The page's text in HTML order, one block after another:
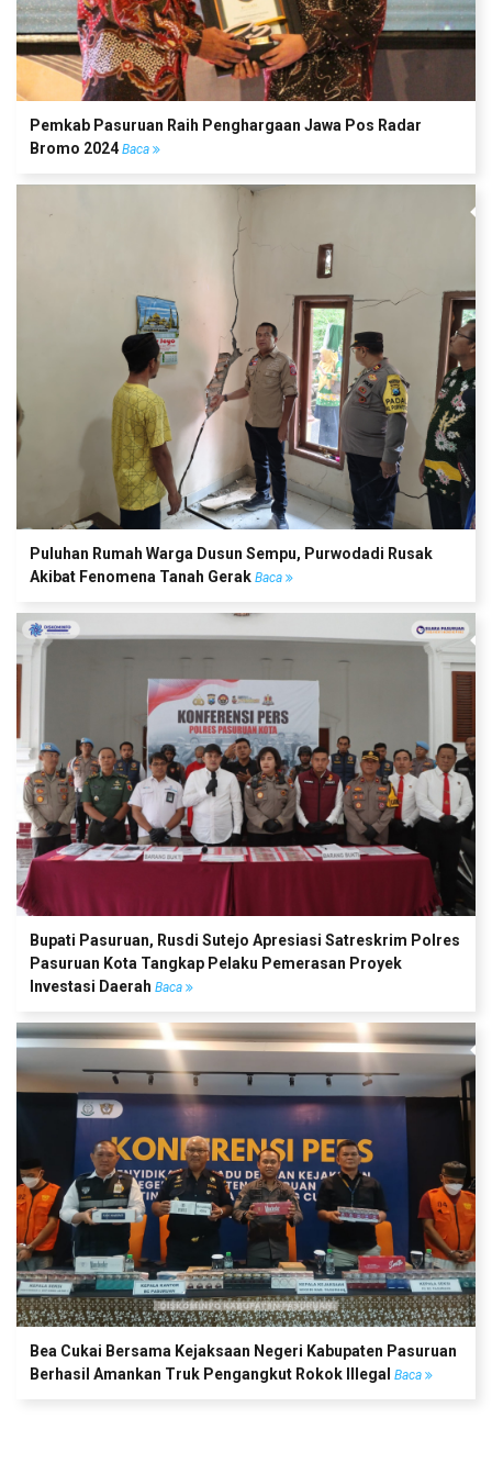
Pemkab Pasuruan Raih Penghargaan Jawa Pos Radar
Bromo 2024 Baca
Puluhan Rumah Warga Dusun Sempu, Purwodadi Rusak
Akibat Fenomena Tanah Gerak Baca
Bupati Pasuruan, Rusdi Sutejo Apresiasi Satreskrim Polres
Pasuruan Kota Tangkap Pelaku Pemerasan Proyek
Investasi Daerah Baca
Bea Cukai Bersama Kejaksaan Negeri Kabupaten Pasuruan
Berhasil Amankan Truk Pengangkut Rokok Illegal Baca